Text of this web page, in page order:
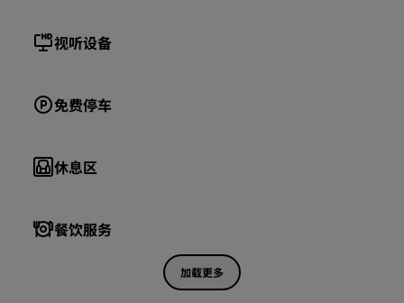
视听设备
免费停车
休息区
餐饮服务
加载更多